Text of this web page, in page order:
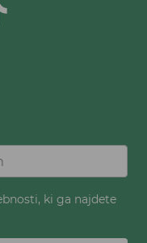
ki ga najdete